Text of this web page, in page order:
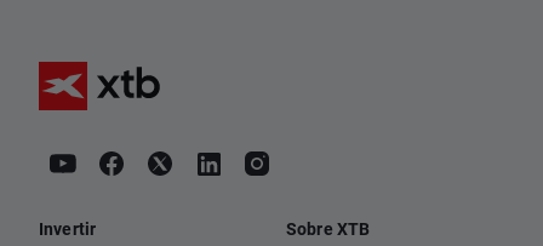
Invertir Sobre XTB